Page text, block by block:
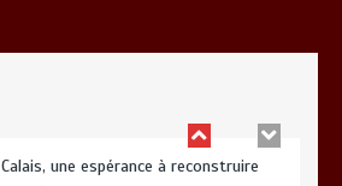
Calais, une espérance à reconstruire